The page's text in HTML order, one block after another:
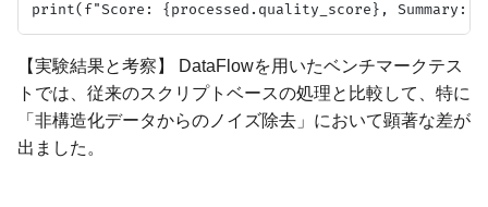
【実験結果と考察】 DataFlowを用いたベンチマークテス
トでは、従来のスクリプトベースの処理と比較して、特に
「非構造化データからのノイズ除去」において顕著な差が
出ました。